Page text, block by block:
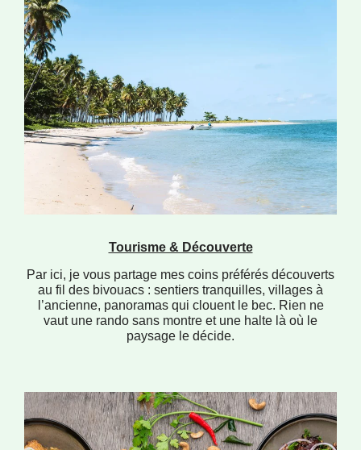
Tourisme & Découverte
Par ici, je vous partage mes coins préférés découverts
au fil des bivouacs : sentiers tranquilles, villages à
l’ancienne, panoramas qui clouent le bec. Rien ne
vaut une rando sans montre et une halte là où le
paysage le décide.